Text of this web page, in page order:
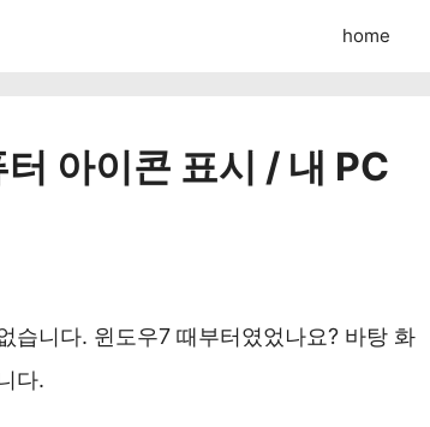
home
아이콘 표시 / 내 PC
습니다. 윈도우7 때부터였었나요? 바탕 화
다.